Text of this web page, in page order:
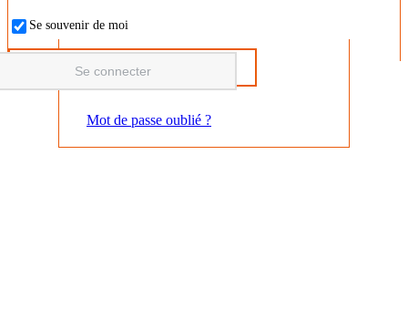
Se souvenir de moi
Mot de passe oublié ?